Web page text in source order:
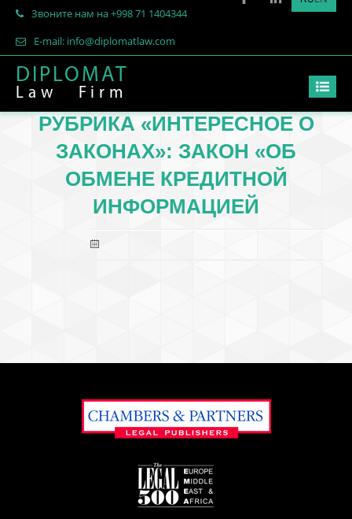
Звоните нам на +998 71 1404344
E-mail: info@diplomatlaw.com
DIPLOMAT
Law Firm
РУБРИКА «ИНТЕРЕСНОЕ О
ЗАКОНАХ»: ЗАКОН «ОБ
ОБМЕНЕ КРЕДИТНОЙ
ИНФОРМАЦИЕЙ